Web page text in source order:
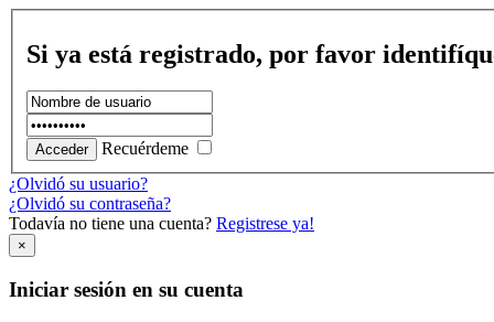
Si ya está registrado, por favor
Recuérdeme
¿Olvidó su usuario?
¿Olvidó su contraseña?
Todavía no tiene una cuenta? Registrese ya!
×
Iniciar sesión en su cuenta